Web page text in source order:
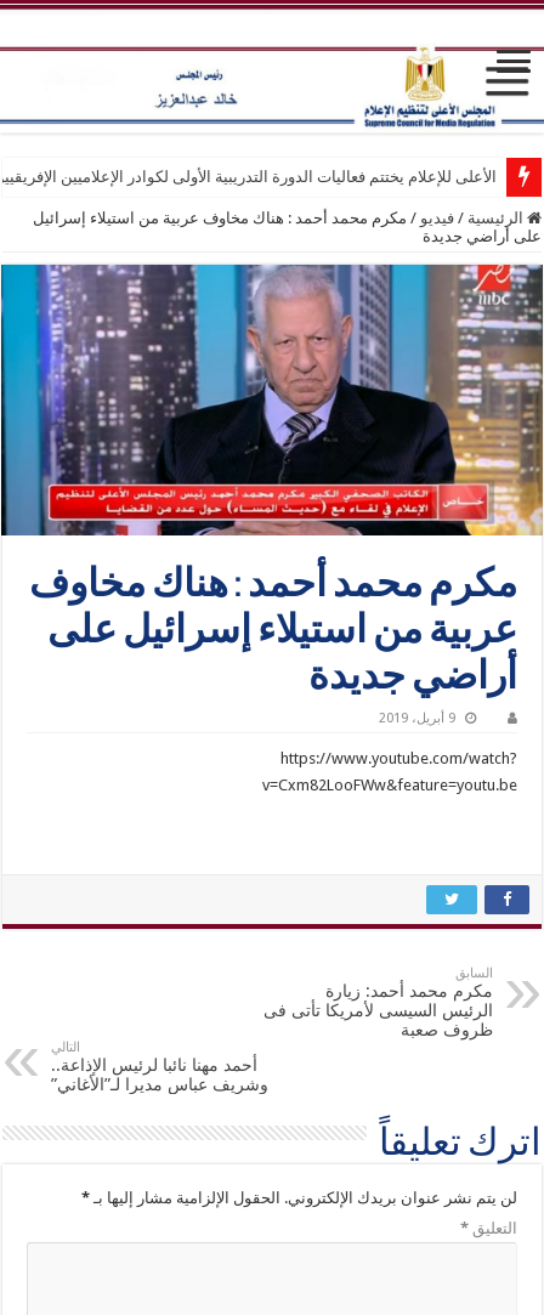
الأعلى للإعلام يختتم فعاليات الدورة التدريبية الأولى لكوادر الإعلاميين
الرئيسية / فيديو / مكرم محمد أحمد : هناك مخاوف عربية من استيلاء إسرائيل
على أراضي جديدة
مكرم محمد أحمد : هناك مخاوف
عربية من استيلاء إسرائيل على
أراضي جديدة
9 أبريل، 2019
https://www.youtube.com/watch?
v=Cxm82LooFWw&feature=youtu.be
السابق
مكرم محمد أحمد: زيارة
الرئيس السيسى لأمريكا تأتى فى
ظروف صعبة
التالي
أحمد مهنا نائبا لرئيس الإذاعة..
وشريف عباس مديرا لـ”الأغاني”
اترك تعليقاً
لن يتم نشر عنوان بريدك الإلكتروني. الحقول الإلزامية مشار إليها بـ*
التعليق*